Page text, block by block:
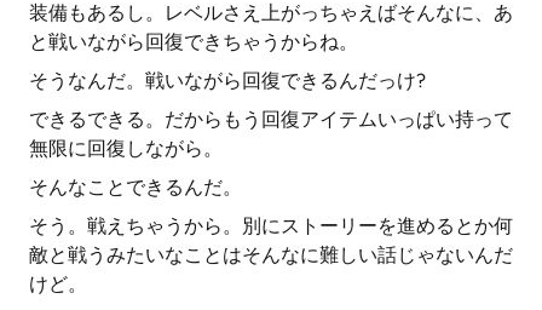
装備もあるし。レベルさえ上がっちゃえばそんなに、あ
と戦いながら回復できちゃうからね。
そうなんだ。戦いながら回復できるんだっけ?
できるできる。だからもう回復アイテムいっぱい持って
無限に回復しながら。
そんなことできるんだ。
そう。戦えちゃうから。別にストーリーを進めるとか何
敵と戦うみたいなことはそんなに難しい話じゃないんだ
けど。